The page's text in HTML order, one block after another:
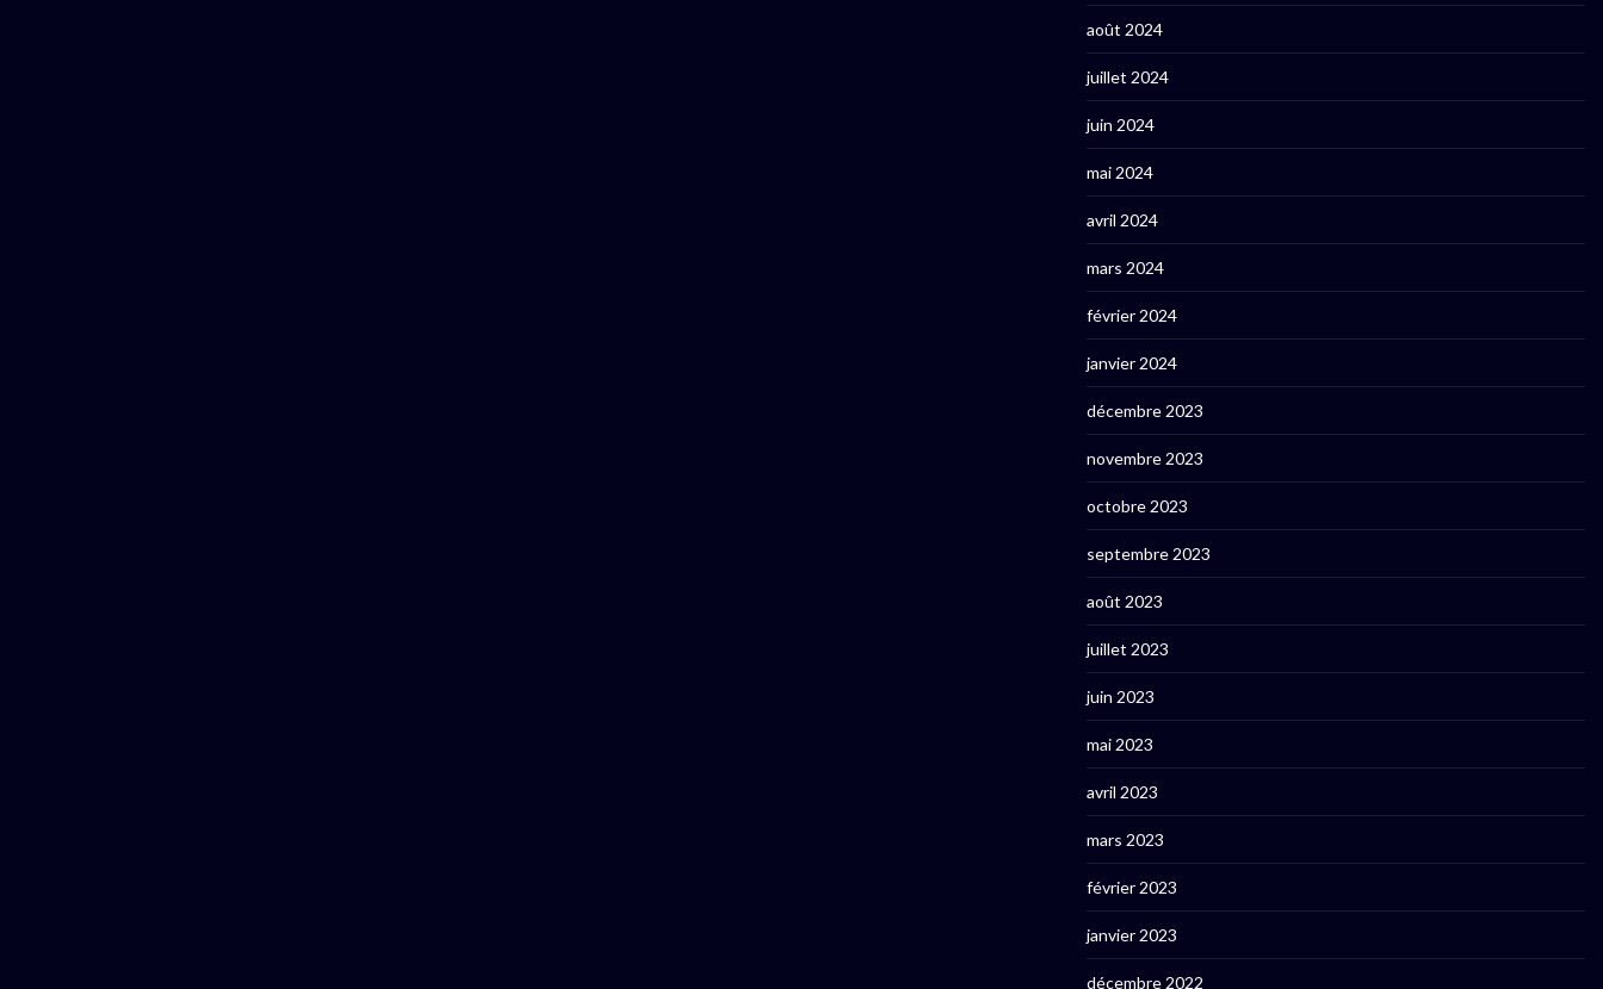
août 2024
juillet 2024
juin 2024
mai 2024
avril 2024
mars 2024
février 2024
janvier 2024
décembre 2023
novembre 2023
octobre 2023
septembre 2023
août 2023
juillet 2023
juin 2023
mai 2023
avril 2023
mars 2023
février 2023
janvier 2023
décembre 2022